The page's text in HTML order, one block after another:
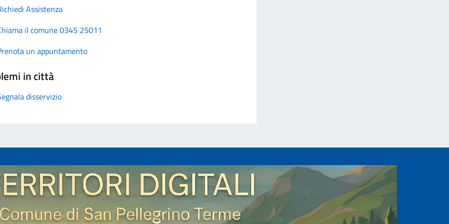
Assistenza
il comune 0345 25011
un appuntamento
in città
disservizio